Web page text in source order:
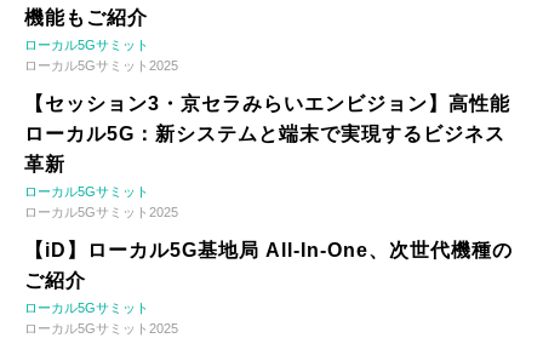
機能もご紹介
ローカル5Gサミット
ローカル5Gサミット2025
【セッション3・京セラみらいエンビジョン】高性能
ローカル5G：新システムと端末で実現するビジネス
革新
ローカル5Gサミット
ローカル5Gサミット2025
【iD】ローカル5G基地局 All-In-One、次世代機種の
ご紹介
ローカル5Gサミット
ローカル5Gサミット2025